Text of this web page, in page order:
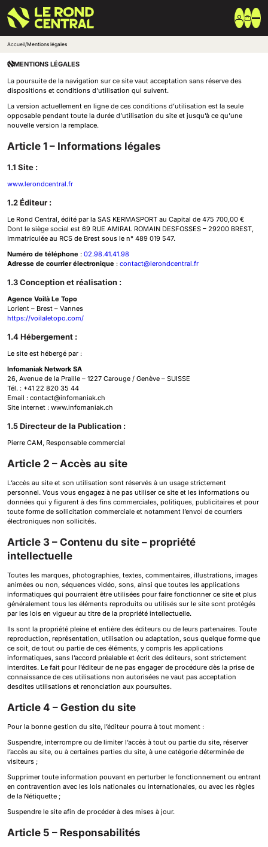
Vêtements
Haut de survêtement
Bas de survêtement
T-shirt & Polo
Shorts & Chaussettes
Vêtements techniques
Sac & Bagagerie
Accessoires entrainement
Marques
Adidas
Arena
Créer une boutique club
Blog
Accueil/Mentions légales
MENTIONS LÉGALES
La poursuite de la navigation sur ce site vaut acceptation sans réserve des
dispositions et conditions d’utilisation qui suivent.
La version actuellement en ligne de ces conditions d’utilisation est la seule
opposable pendant toute la durée d’utilisation du site et jusqu’à ce qu’une
nouvelle version la remplace.
Article 1 – Informations légales
1.1 Site :
www.lerondcentral.fr
1.2 Éditeur :
Le Rond Central, édité par la SAS KERMASPORT au Capital de 475 700,00 €
Dont le siège social est 69 RUE AMIRAL ROMAIN DESFOSSES – 29200 BREST,
Immatriculée au RCS de Brest sous le n° 489 019 547.
Numéro de téléphone : 02.98.41.41.98
Adresse de courrier électronique : contact@lerondcentral.fr
1.3 Conception et réalisation :
Agence Voilà Le Topo
Lorient – Brest – Vannes
https://voilaletopo.com/
1.4 Hébergement :
Le site est hébergé par :
Infomaniak Network SA
26, Avenue de la Praille – 1227 Carouge / Genève – SUISSE
Tél. : +41 22 820 35 44
Email : contact@infomaniak.ch
Site internet : www.infomaniak.ch
1.5 Directeur de la Publication :
Pierre CAM, Responsable commercial
Article 2 – Accès au site
L’accès au site et son utilisation sont réservés à un usage strictement
personnel. Vous vous engagez à ne pas utiliser ce site et les informations ou
données qui y figurent à des fins commerciales, politiques, publicitaires et pour
toute forme de sollicitation commerciale et notamment l’envoi de courriers
électroniques non sollicités.
Article 3 – Contenu du site – propriété
intellectuelle
Toutes les marques, photographies, textes, commentaires, illustrations, images
animées ou non, séquences vidéo, sons, ainsi que toutes les applications
informatiques qui pourraient être utilisées pour faire fonctionner ce site et plus
généralement tous les éléments reproduits ou utilisés sur le site sont protégés
par les lois en vigueur au titre de la propriété intellectuelle.
Ils sont la propriété pleine et entière des éditeurs ou de leurs partenaires. Toute
reproduction, représentation, utilisation ou adaptation, sous quelque forme que
ce soit, de tout ou partie de ces éléments, y compris les applications
informatiques, sans l’accord préalable et écrit des éditeurs, sont strictement
interdites. Le fait pour l’éditeur de ne pas engager de procédure dès la prise de
connaissance de ces utilisations non autorisées ne vaut pas acceptation
desdites utilisations et renonciation aux poursuites.
Article 4 – Gestion du site
Pour la bonne gestion du site, l’éditeur pourra à tout moment :
Suspendre, interrompre ou de limiter l’accès à tout ou partie du site, réserver
l’accès au site, ou à certaines parties du site, à une catégorie déterminée de
visiteurs ;
Supprimer toute information pouvant en perturber le fonctionnement ou entrant
en contravention avec les lois nationales ou internationales, ou avec les règles
de la Nétiquette ;
Suspendre le site afin de procéder à des mises à jour.
Article 5 – Responsabilités